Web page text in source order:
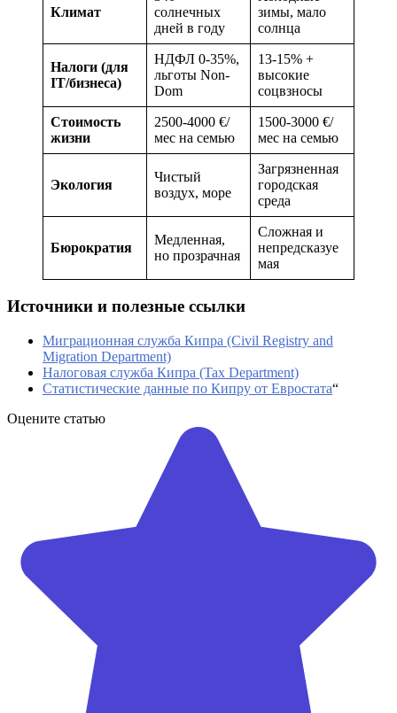
Климат
солнечных
дней в году
зимы, мало
солнца
Налоги (для
IT/бизнеса)
НДФЛ 0-35%,
льготы Non-
Dom
13-15% +
высокие
соцвзносы
Стоимость
жизни
2500-4000 €/
мес на семью
1500-3000 €/
мес на семью
Экология
Чистый
воздух, море
Загрязненная
городская
среда
Бюрократия
Медленная,
но прозрачная
Сложная и
непредсказуе
мая
Источники и полезные ссылки
Миграционная служба Кипра (Civil Registry and
Migration Department)
Налоговая служба Кипра (Tax Department)
Статистические данные по Кипру от Евростата“
Оцените статью